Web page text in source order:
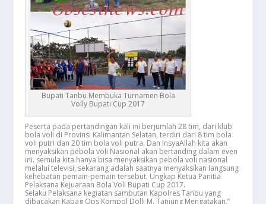
Bupati Tanbu Membuka Turnamen Bola
Volly Bupati Cup 2017
Peserta pada pertandingan kali ini berjumlah 28 tim, dari klub
bola voli di Provinsi Kalimantan Selatan, terdiri dari 8 tim bola
voli putri dan 20 tim bola voli putra. Dan InsyaAllah kita akan
menyaksikan pebola voli Nasional akan bertanding dalam even
ini. semula kita hanya bisa menyaksikan pebola voli nasional
melalui televisi, sekarang adalah saatnya menyaksikan langsung
kehebatan pemain-pemain tersebut. Ungkap Ketua Panitia
Pelaksana Kejuaraan Bola Voli Bupati Cup 2017.
Selaku Pelaksana kegiatan sambutan Kapolres Tanbu yang
dibacakan Kabag Ops Kompol Dolli M. Tanjung Mengatakan,”